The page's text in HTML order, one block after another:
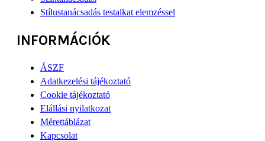
Stílustanácsadás testalkat elemzéssel
INFORMÁCIÓK
ÁSZF
Adatkezelési tájékoztató
Cookie tájékoztató
Elállási nyilatkozat
Mérettáblázat
Kapcsolat